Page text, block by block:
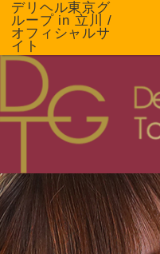
デリヘル東京グ
ループ in 立川 /
オフィシャルサ
イト